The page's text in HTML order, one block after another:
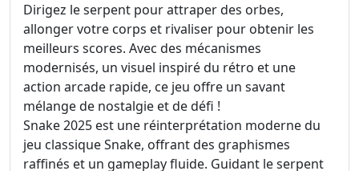
Dirigez le serpent pour attraper des orbes,
allonger votre corps et rivaliser pour obtenir les
meilleurs scores. Avec des mécanismes
modernisés, un visuel inspiré du rétro et une
action arcade rapide, ce jeu offre un savant
mélange de nostalgie et de défi !
Snake 2025 est une réinterprétation moderne du
jeu classique Snake, offrant des graphismes
raffinés et un gameplay fluide. Guidant le serpent